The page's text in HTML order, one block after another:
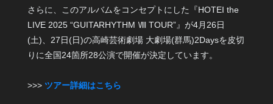
さらに、このアルバムをコンセプトにした『HOTEI the
LIVE 2025 “GUITARHYTHM Ⅷ TOUR”』が4月26日
(土)、27日(日)の高崎芸術劇場 大劇場(群馬)2Daysを皮切
りに全国24箇所28公演で開催が決定しています。
>>> ツアー詳細はこちら